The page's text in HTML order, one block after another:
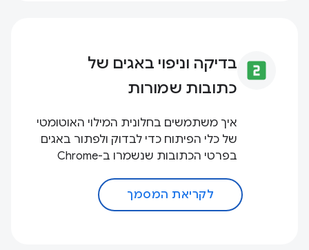
looks_two בדיקה וניפוי באגים של
כתובות שמורות
איך משתמשים בחלונית המילוי האוטומטי
של כלי הפיתוח כדי לבדוק ולפתור באגים
בפרטי הכתובות שנשמרו ב-Chrome
לקריאת המסמך